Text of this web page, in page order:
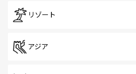
リゾート
アジア